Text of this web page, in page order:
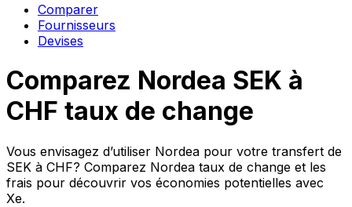
Comparer
Fournisseurs
Devises
Comparez Nordea SEK à
CHF taux de change
Vous envisagez d’utiliser Nordea pour votre transfert de
SEK à CHF? Comparez Nordea taux de change et les
frais pour découvrir vos économies potentielles avec
Xe.